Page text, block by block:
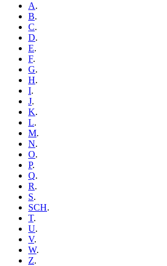
A.
B.
C.
D.
E.
F.
G.
H.
I.
J.
K.
L.
M.
N.
O.
P.
Q.
R.
S.
SCH.
T.
U.
V.
W.
Z.